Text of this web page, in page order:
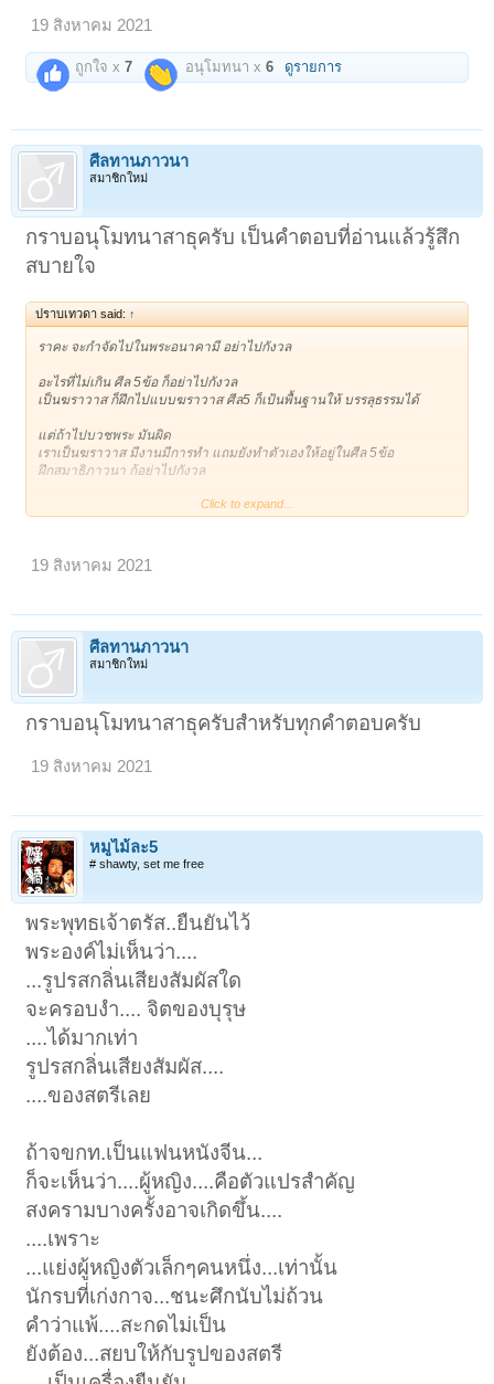
19 สิงหาคม 2021
ถูกใจ x7 อนุโมทนา x6 ดูรายการ
ศีลทานภาวนา
สมาชิกใหม่
กราบอนุโมทนาสาธุครับ เป็นคำตอบที่อ่านแล้วรู้สึก
สบายใจ
ปราบเทวดา said: ↑
ราคะ จะกำจัดไปในพระอนาคามี อย่าไปกังวล
อะไรที่ไม่เกิน ศีล 5ข้อ ก็อย่าไปกังวล
เป็นฆราวาส ก็ฝึกไปแบบฆราวาส ศีล5 ก็เป้นพื้นฐานให้ บรรลุธรรมได้
แต่ถ้าไปบวชพระ มันผิด
เราเป็นฆราวาส มีงานมีการทำ แถมยังทำตัวเองให้อยู่ในศีล 5ข้อ
ฝึกสมาธิภาวนา ก้อย่าไปกังวล
แม้เป็น ศีลพรตปรามาส ก็ยังมีสุคติเป็นที่ไป
เรื่องละ เรื่องกำจัดกิเลสมันเป็นหน้าที่ของผลงานที่จิตจะดำเนินไปเอง ชิวชิว
ครับ
การภาวนาจะไม่หายไปไหน แม้ตอนตั้งใจภาวนายังไม่ให้ผล
ก็ให้ตั้งหน้าตั้งตาปฏิบัติไป
อดทนภาวนาไป มีความเพียร
หากเกิดเหตุที่ไม่คาดฝัน ยามคับขัน จิตจะภาวนาเองอัตโนมัติ
ไม่ต้องกังวลหรอก
คุรุกรรมหนัก ที่สร้างไว้เป็นกรรมที่เป็นกุศลมากกว่ากรรมชั่ว
Click to expand...
19 สิงหาคม 2021
ศีลทานภาวนา
สมาชิกใหม่
กราบอนุโมทนาสาธุครับสำหรับทุกคำตอบครับ
19 สิงหาคม 2021
หมูไม้ละ5
# shawty, set me free
พระพุทธเจ้าตรัส..ยืนยันไว้
พระองค์ไม่เห็นว่า....
...รูปรสกลิ่นเสียงสัมผัสใด
จะครอบงำ.... จิตของบุรุษ
....ได้มากเท่า
รูปรสกลิ่นเสียงสัมผัส....
....ของสตรีเลย
ถ้าจขกท.เป็นแฟนหนังจีน...
ก็จะเห็นว่า....ผู้หญิง....คือตัวแปรสำคัญ
สงครามบางครั้งอาจเกิดขึ้น....
....เพราะ
...แย่งผู้หญิงตัวเล็กๆคนหนึ่ง...เท่านั้น
นักรบที่เก่งกาจ...ชนะศึกนับไม่ถ้วน
คำว่าแพ้....สะกดไม่เป็น
ยังต้อง...สยบให้กับรูปของสตรี